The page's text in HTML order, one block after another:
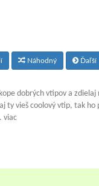
Náhodný Ďaľší
dobrých vtipov a zdielaj
ty vieš coolový vtip, tak ho
viac